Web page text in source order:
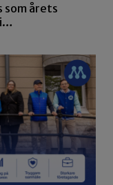
som årets
i…